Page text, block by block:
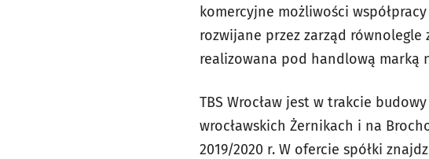
komercyjne możliwości
rozwijane przez zarząd równolegle
realizowana pod handlową marką
TBS Wrocław jest w trakcie
wrocławskich Żernikach i na
2019/2020 r. W ofercie spółki